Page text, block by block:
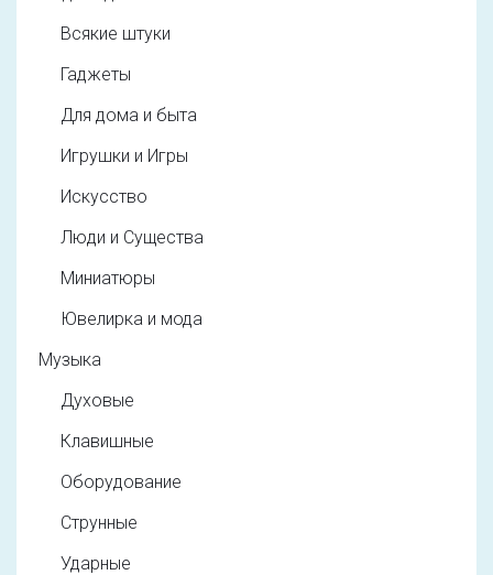
Всякие штуки
Гаджеты
Для дома и быта
Игрушки и Игры
Искусство
Люди и Существа
Миниатюры
Ювелирка и мода
Музыка
Духовые
Клавишные
Оборудование
Струнные
Ударные